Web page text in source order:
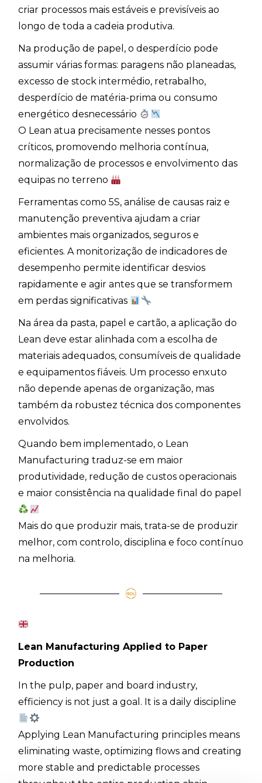
criar processos mais estáveis e previsíveis ao
longo de toda a cadeia produtiva.
Na produção de papel, o desperdício pode
assumir várias formas: paragens não planeadas,
excesso de stock intermédio, retrabalho,
desperdício de matéria-prima ou consumo
energético desnecessário
O Lean atua precisamente nesses pontos
críticos, promovendo melhoria contínua,
normalização de processos e envolvimento das
equipas no terreno
Ferramentas como 5S, análise de causas raiz e
manutenção preventiva ajudam a criar
ambientes mais organizados, seguros e
eficientes. A monitorização de indicadores de
desempenho permite identificar desvios
rapidamente e agir antes que se transformem
em perdas significativas
Na área da pasta, papel e cartão, a aplicação do
Lean deve estar alinhada com a escolha de
materiais adequados, consumíveis de qualidade
e equipamentos fiáveis. Um processo enxuto
não depende apenas de organização, mas
também da robustez técnica dos componentes
envolvidos.
Quando bem implementado, o Lean
Manufacturing traduz-se em maior
produtividade, redução de custos operacionais
e maior consistência na qualidade final do papel
Mais do que produzir mais, trata-se de produzir
melhor, com controlo, disciplina e foco contínuo
na melhoria.
Lean Manufacturing Applied to Paper
Production
In the pulp, paper and board industry,
efficiency is not just a goal. It is a daily discipline
Applying Lean Manufacturing principles means
eliminating waste, optimizing flows and creating
more stable and predictable processes